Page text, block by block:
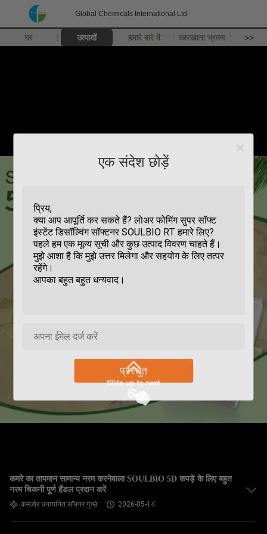
Global Chemicals International Ltd
घर उत्पादों हमारे बारे में कारखाना भ्रमण >>
एक संदेश छोड़ें
प्रस्तुत
कमरे का तापमान सामान्य नरम करनेवाला SOULBIO 5D कपड़े के लिए बहुत
नरम चिकनी पूर्ण हैंडल प्रदान करें
कमजोर धनायनित सॉफ़्नर गुच्छे 2026-05-14